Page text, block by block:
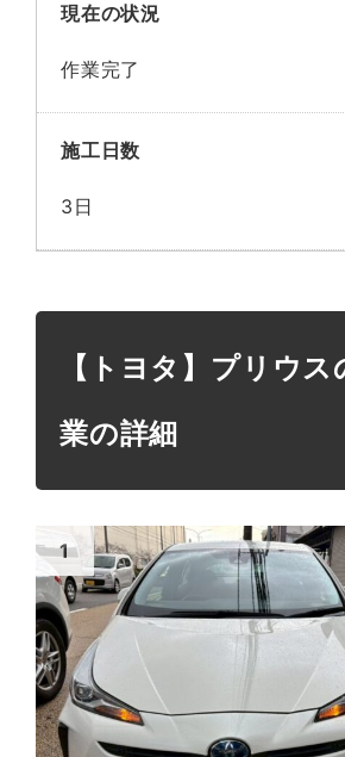
現在の状況
作業完了
施工日数
3日
【トヨタ】プリウ
業の詳細